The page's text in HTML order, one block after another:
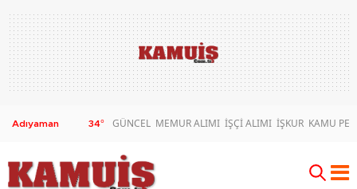
34° GÜNCEL MEMUR ALIMI İŞÇİ ALIMI İŞKUR KAMU